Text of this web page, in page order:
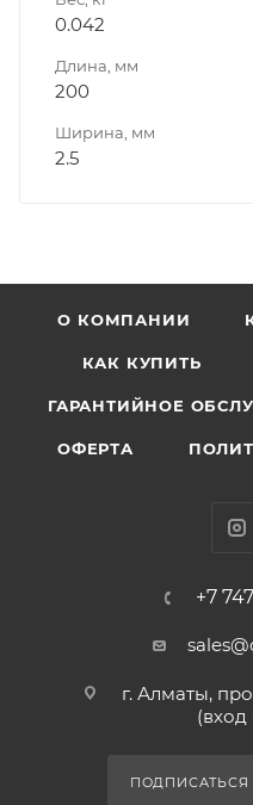
0.042
Длина, мм
200
Ширина, мм
2.5
О КОМПАНИИ
КАК КУПИТЬ
ГАРАНТИЙНОЕ
ОФЕРТА
+7
г. Алматы,
(вход